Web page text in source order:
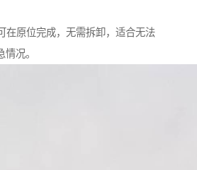
在原位完成，无需拆卸，适合无法
况。